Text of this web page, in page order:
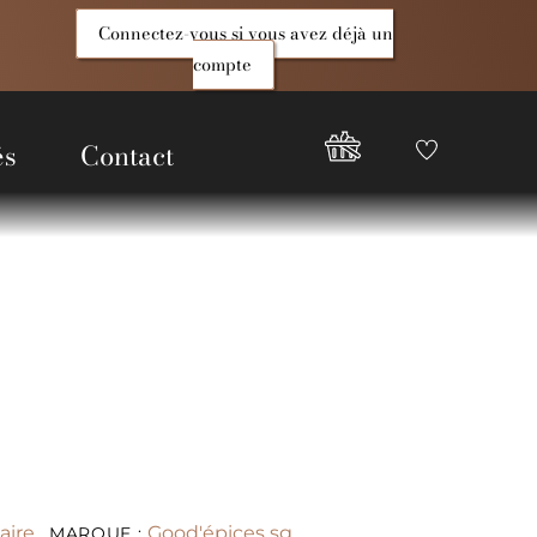
Connectez-vous si vous avez déjà un
compte
Contact
Compte
Good
Epices
Favoris